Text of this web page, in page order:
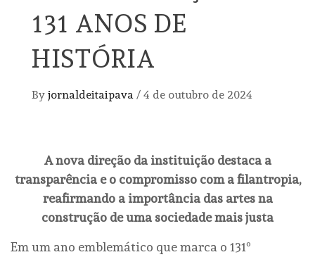
131 ANOS DE
HISTÓRIA
By jornaldeitaipava / 4 de outubro de 2024
A nova direção da instituição destaca a
transparência e o compromisso com a filantropia,
reafirmando a importância das artes na
construção de uma sociedade mais justa
Em um ano emblemático que marca o 131º